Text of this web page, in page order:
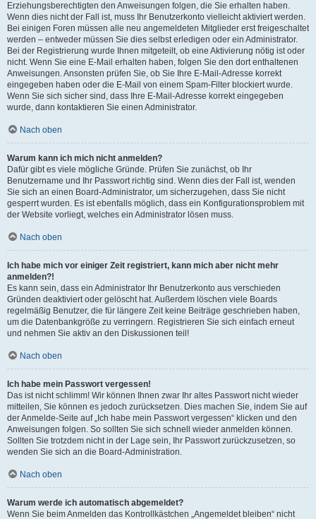
Erziehungsberechtigten den Anweisungen folgen, die Sie erhalten haben.
Wenn dies nicht der Fall ist, muss Ihr Benutzerkonto vielleicht aktiviert werden.
Bei einigen Foren müssen alle neu angemeldeten Mitglieder erst freigeschaltet
werden – entweder müssen Sie dies selbst erledigen oder ein Administrator.
Bei der Registrierung wurde Ihnen mitgeteilt, ob eine Aktivierung nötig ist oder
nicht. Wenn Sie eine E-Mail erhalten haben, folgen Sie den dort enthaltenen
Anweisungen. Ansonsten prüfen Sie, ob Sie Ihre E-Mail-Adresse korrekt
eingegeben haben oder die E-Mail von einem Spam-Filter blockiert wurde.
Wenn Sie sich sicher sind, dass Ihre E-Mail-Adresse korrekt eingegeben
wurde, dann kontaktieren Sie einen Administrator.
Nach oben
Warum kann ich mich nicht anmelden?
Dafür gibt es viele mögliche Gründe. Prüfen Sie zunächst, ob Ihr
Benutzername und Ihr Passwort richtig sind. Wenn dies der Fall ist, wenden
Sie sich an einen Board-Administrator, um sicherzugehen, dass Sie nicht
gesperrt wurden. Es ist ebenfalls möglich, dass ein Konfigurationsproblem mit
der Website vorliegt, welches ein Administrator lösen muss.
Nach oben
Ich habe mich vor einiger Zeit registriert, kann mich aber nicht mehr
anmelden?!
Es kann sein, dass ein Administrator Ihr Benutzerkonto aus verschieden
Gründen deaktiviert oder gelöscht hat. Außerdem löschen viele Boards
regelmäßig Benutzer, die für längere Zeit keine Beiträge geschrieben haben,
um die Datenbankgröße zu verringern. Registrieren Sie sich einfach erneut
und nehmen Sie aktiv an den Diskussionen teil!
Nach oben
Ich habe mein Passwort vergessen!
Das ist nicht schlimm! Wir können Ihnen zwar Ihr altes Passwort nicht wieder
mitteilen, Sie können es jedoch zurücksetzen. Dies machen Sie, indem Sie auf
der Anmelde-Seite auf „Ich habe mein Passwort vergessen“ klicken und den
Anweisungen folgen. So sollten Sie sich schnell wieder anmelden können.
Sollten Sie trotzdem nicht in der Lage sein, Ihr Passwort zurückzusetzen, so
wenden Sie sich an die Board-Administration.
Nach oben
Warum werde ich automatisch abgemeldet?
Wenn Sie beim Anmelden das Kontrollkästchen „Angemeldet bleiben“ nicht